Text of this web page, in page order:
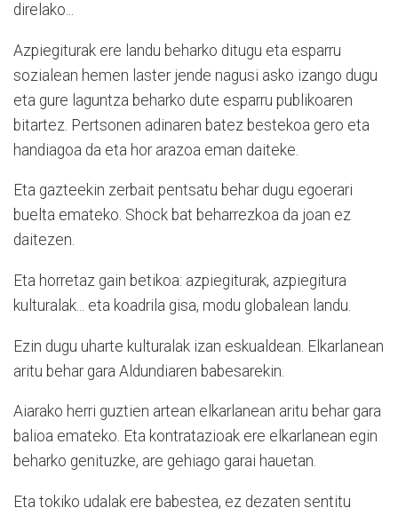
direlako...
Azpiegiturak ere landu beharko ditugu eta esparru
sozialean hemen laster jende nagusi asko izango dugu
eta gure laguntza beharko dute esparru publikoaren
bitartez. Pertsonen adinaren batez bestekoa gero eta
handiagoa da eta hor arazoa eman daiteke.
Eta gazteekin zerbait pentsatu behar dugu egoerari
buelta emateko. Shock bat beharrezkoa da joan ez
daitezen.
Eta horretaz gain betikoa: azpiegiturak, azpiegitura
kulturalak... eta koadrila gisa, modu globalean landu.
Ezin dugu uharte kulturalak izan eskualdean. Elkarlanean
aritu behar gara Aldundiaren babesarekin.
Aiarako herri guztien artean elkarlanean aritu behar gara
balioa emateko. Eta kontratazioak ere elkarlanean egin
beharko genituzke, are gehiago garai hauetan.
Eta tokiko udalak ere babestea, ez dezaten sentitu